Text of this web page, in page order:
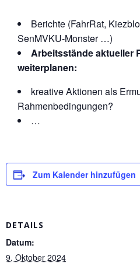
Berichte (FahrRat,
SenMVKU-Monster …)
Arbeitsstände aktueller
weiterplanen:
kreative Aktionen als
Rahmenbedingungen?
…
Zum Kalender hinzufügen
DETAILS
Datum:
9. Oktober 2024